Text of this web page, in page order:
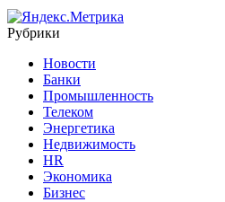
Рубрики
Новости
Банки
Промышленность
Телеком
Энергетика
Недвижимость
HR
Экономика
Бизнес